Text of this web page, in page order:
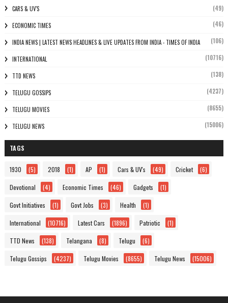
CARS & UV'S (49)
ECONOMIC TIMES (46)
INDIA NEWS | LATEST NEWS HEADLINES & LIVE UPDATES FROM INDIA - TIMES OF INDIA (106)
INTERNATIONAL (10716)
TTD NEWS (138)
TELUGU GOSSIPS (4237)
TELUGU MOVIES (8655)
TELUGU NEWS (15006)
TAGS
1930 (5) 2018 (1) AP (1) Cars & UV's (49) Cricket (6)
Devotional (4) Economic Times (46) Gadgets (1)
Govt Initiatives (1) Govt Jobs (3) Health (1)
International (10716) Latest Cars (1896) Patriotic (1)
TTD News (138) Telangana (8) Telugu (6)
Telugu Gossips (4237) Telugu Movies (8655) Telugu News (15006)